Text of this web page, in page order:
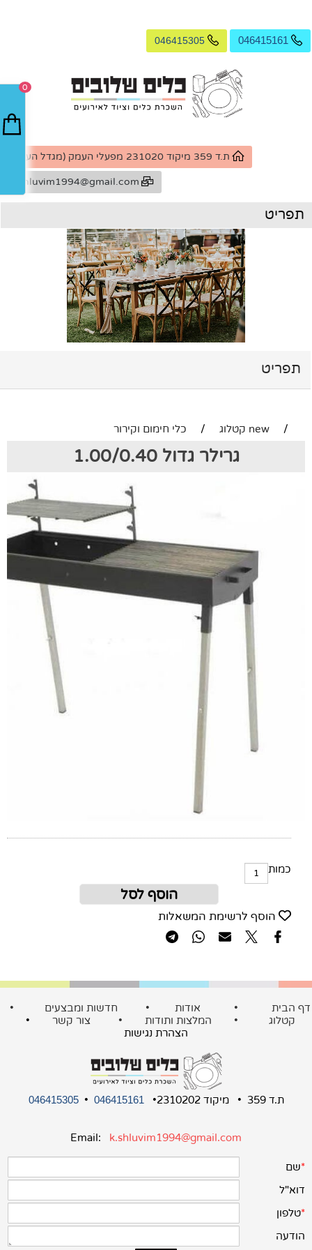
046415161
046415305
ת.ד 359 מיקוד 231020 מפעלי העמק (מגדל העמק)
k.shluvim1994@gmail.com
תפריט
תפריט
/ new קטלוג / כלי חימום וקירור
גרילר גדול 1.00/0.40
כמות
הוסף לסל
הוסף לרשימת המשאלות
0
הבית • אודות • חדשות ומבצעים •
קטלוג
• המלצות ותודות • צור קשר
•
הצהרת נגישות
ת.ד 359 • מיקוד 2310202• 046415161
•
046415305
Email:k.shluvim1994@gmail.com